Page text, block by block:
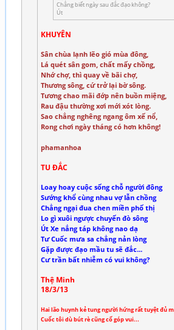
Chẳng biết ngày sau đắc đạo không?
Út
KHUYÊN
Sân chùa lạnh lẽo gió mùa đông,
Lá quét sân gom, chất mấy chồng,
Nhớ chợ, thì quay về bãi chợ,
Thương sông, cứ trở lại bờ sông.
Tương chao mãi đớp nên buồn miệng,
Rau đậu thường xơi mới xót lòng.
Sao chẳng nghêng ngang ôm xế nổ,
Rong chơi ngày tháng có hơn không!
phamanhoa
TU ĐẮC
Loay hoay cuộc sống chỗ người đông
Sướng khổ cùng nhau vợ lẫn chồng
Chẳng ngại đua chen miền phố thị
Lo gì xuôi ngược chuyến đò sông
Út Xe nắng táp không nao dạ
Tư Cuốc mưa sa chẳng nản lòng
Gặp được đạo mầu tu sẽ đắc...
Cư trần bất nhiễm có vui không?
Thệ Minh
18/3/13
Hai lão huynh kẻ tung người hứng rất tuyệt đủ
Cuốc tôi dù bút rè cũng cố góp vui...